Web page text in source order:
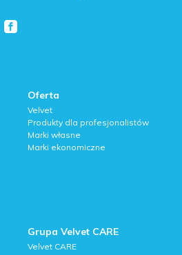
Oferta
Velvet
Produkty dla profesjonalistów
Marki własne
Marki ekonomiczne
Grupa Velvet CARE
Velvet CARE